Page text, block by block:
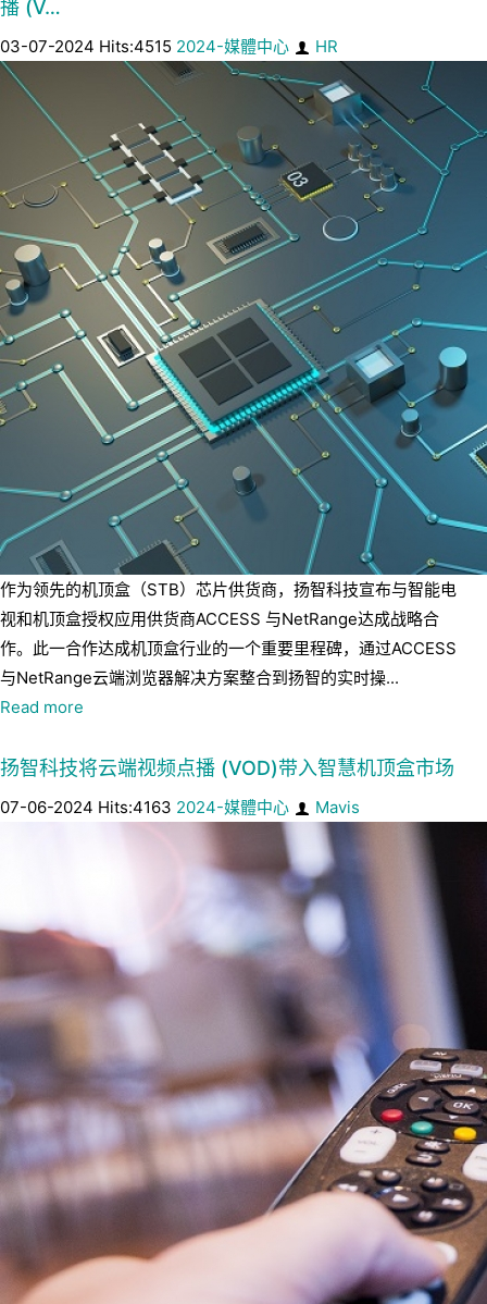
播 (V…
03-07-2024 Hits:4515 2024-媒體中心 HR
作为领先的机顶盒（STB）芯片供货商，扬智科技宣布与智能电
视和机顶盒授权应用供货商ACCESS 与NetRange达成战略合
作。此一合作达成机顶盒行业的一个重要里程碑，通过ACCESS
与NetRange云端浏览器解决方案整合到扬智的实时操...
Read more
扬智科技将云端视频点播 (VOD)带入智慧机顶盒市场
07-06-2024 Hits:4163 2024-媒體中心 Mavis